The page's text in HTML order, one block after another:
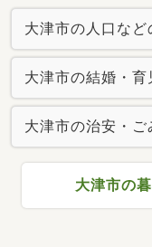
大津市の人口など
大津市の結婚・育
大津市の治安・ご
大津市の